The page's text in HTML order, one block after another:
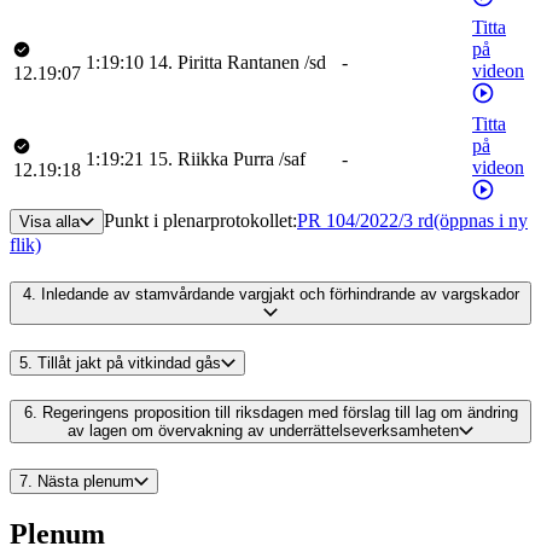
12.19:07
1:19:10 14. Piritta Rantanen /sd -
Titta
på
videon
12.19:18
1:19:21 15. Riikka Purra /saf -
Titta
på
videon
Visa alla Punkt i plenarprotokollet:PR 104/2022/3 rd(öppnas i ny
flik)
4. Inledande av stamvårdande vargjakt och förhindrande av vargskador
5. Tillåt jakt på vitkindad gås
6. Regeringens proposition till riksdagen med förslag till lag om ändring
av lagen om övervakning av underrättelseverksamheten
7. Nästa plenum
Plenum